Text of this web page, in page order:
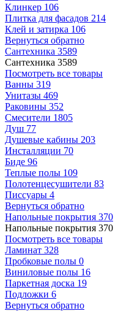
Клинкер 106
Плитка для фасадов 214
Клей и затирка 106
Вернуться обратно
Сантехника 3589
Сантехника 3589
Посмотреть все товары
Ванны 319
Унитазы 469
Раковины 352
Смесители 1805
Душ 77
Душевые кабины 203
Инсталляции 70
Биде 96
Теплые полы 109
Полотенцесушители 83
Писсуары 4
Вернуться обратно
Напольные покрытия 370
Напольные покрытия 370
Посмотреть все товары
Ламинат 328
Пробковые полы 0
Виниловые полы 16
Паркетная доска 19
Подложки 6
Вернуться обратно